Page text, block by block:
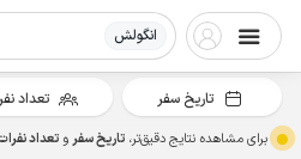
انگولش
تاریخ سفر تعداد
برای مشاهده نتایج دقیق‌تر، تاریخ سفرو تعداد